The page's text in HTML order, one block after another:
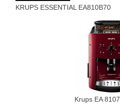
KRUPS ESSENTIAL EA810B70
Krups EA 8107